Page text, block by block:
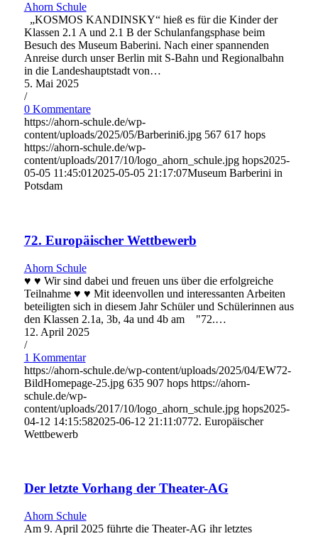
Ahorn Schule
„KOSMOS KANDINSKY“ hieß es für die Kinder der
Klassen 2.1 A und 2.1 B der Schulanfangsphase beim
Besuch des Museum Baberini. Nach einer spannenden
Anreise durch unser Berlin mit S-Bahn und Regionalbahn
in die Landeshauptstadt von…
5. Mai 2025
/
0 Kommentare
https://ahorn-schule.de/wp-
content/uploads/2025/05/Barberini6.jpg 567 617 hops
https://ahorn-schule.de/wp-
content/uploads/2017/10/logo_ahorn_schule.jpg hops2025-
05-05 11:45:01 2025-05-05 21:17:07Museum Barberini in
Potsdam
72. Europäischer Wettbewerb
Ahorn Schule
♥ ♥ Wir sind dabei und freuen uns über die erfolgreiche
Teilnahme ♥ ♥ Mit ideenvollen und interessanten Arbeiten
beteiligten sich in diesem Jahr Schüler und Schülerinnen aus
den Klassen 2.1a, 3b, 4a und 4b am "72.…
12. April 2025
/
1 Kommentar
https://ahorn-schule.de/wp-content/uploads/2025/04/EW72-
BildHomepage-25.jpg 635 907 hops https://ahorn-
schule.de/wp-
content/uploads/2017/10/logo_ahorn_schule.jpg hops2025-
04-12 14:15:582025-06-12 21:11:0772. Europäischer
Wettbewerb
Der letzte Vorhang der Theater-AG
Ahorn Schule
Am 9. April 2025 führte die Theater-AG ihr letztes